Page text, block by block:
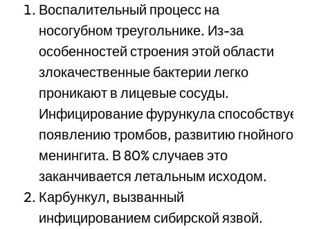
Воспалительный процесс на
носогубном треугольнике. Из-за
особенностей строения этой области
злокачественные бактерии легко
проникают в лицевые сосуды.
Инфицирование фурункула способствует
появлению тромбов, развитию гнойного
менингита. В 80% случаев это
заканчивается летальным исходом.
Карбункул, вызванный
инфицированием сибирской язвой.